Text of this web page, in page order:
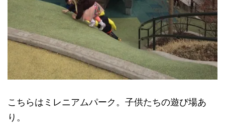
こちらはミレニアムパーク。子供たちの遊び場あ
り。